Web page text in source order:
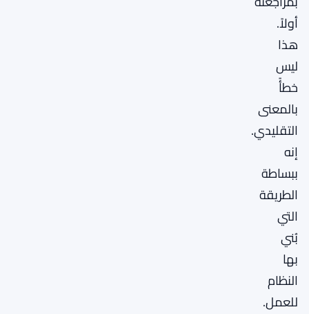
أولاً.
هذا
ليس
خطأً
بالمعنى
التقليدي.
إنه
ببساطة
الطريقة
التي
بُني
بها
النظام
للعمل.